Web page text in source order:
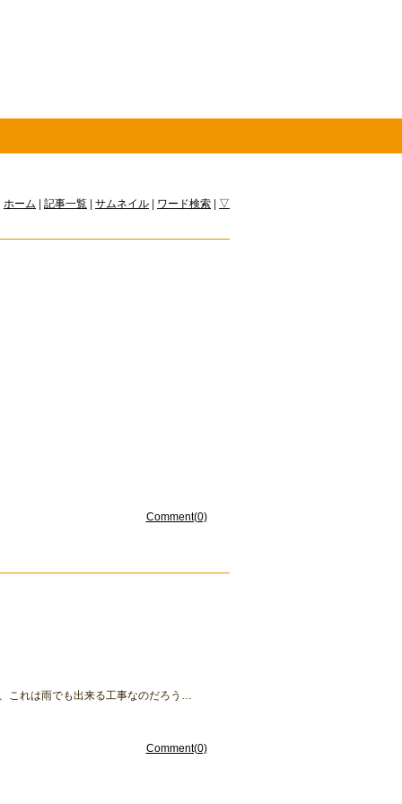
ホーム 記事一覧 サムネイル ワード検索 ▽
Comment(0)
これは雨でも出来る工事なのだろう…
Comment(0)